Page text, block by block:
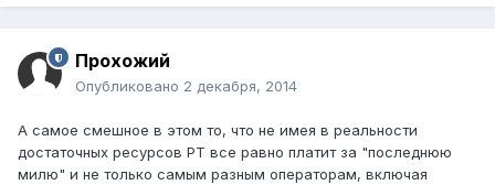
Прохожий
Опубликовано 2 декабря, 2014
А самое смешное в этом то, что не имея в реальности
достаточных ресурсов РТ все равно платит за "последнюю
милю" и не только самым разным операторам, включая